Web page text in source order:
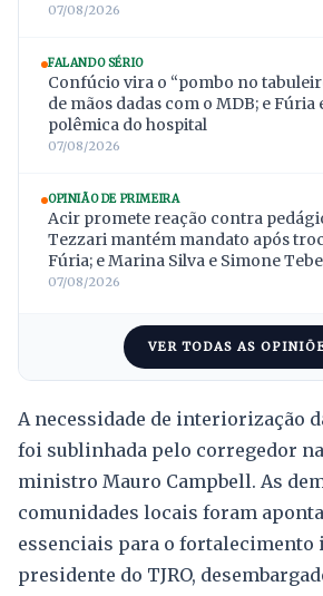
07/08/2026
FALANDO SÉRIO
Confúcio vira o “pombo no
de mãos dadas com o MDB; e Fúria
polêmica do hospital
07/08/2026
OPINIÃO DE PRIMEIRA
Acir promete reação contra
Tezzari mantém mandato após
Fúria; e Marina Silva e Simone
07/08/2026
VER TODAS AS
A necessidade de interiorização
foi sublinhada pelo corregedor
ministro Mauro Campbell. As
comunidades locais foram
essenciais para o fortalecimento
presidente do TJRO,